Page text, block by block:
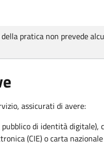
pratica non prevede
assicurati di avere:
pubblico di identità digitale),
(CIE) o carta